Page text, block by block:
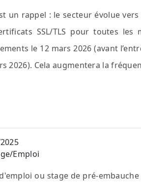
un rappel : le secteur évolue
SSL/TLS pour toutes les
le 12 mars 2026 (avant
2026). Cela augmentera la
Emploi
ou stage de pré-